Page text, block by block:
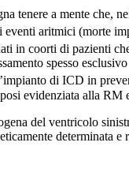
tenere a mente che,
aritmici (morte
in coorti di pazienti
spesso
di ICD in
evidenziata alla
del ventricolo